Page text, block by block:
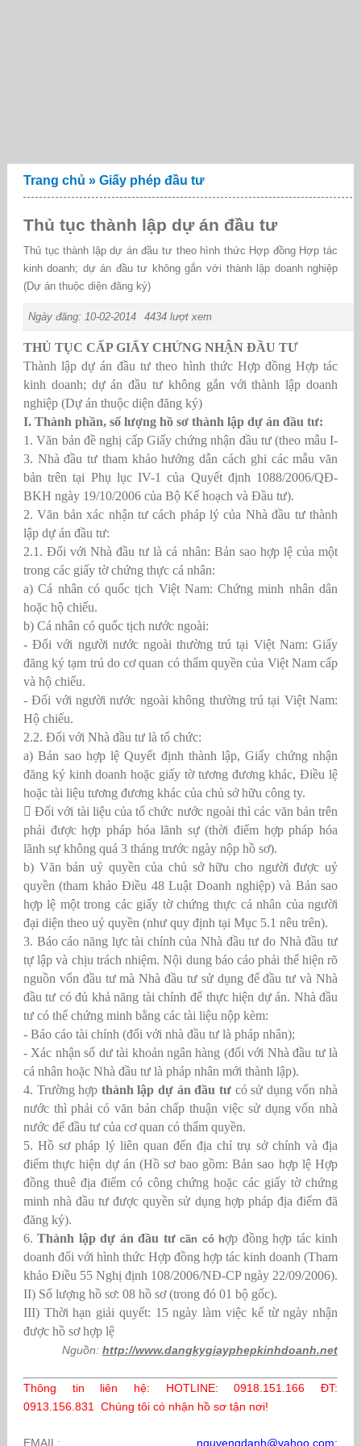
Thủ tục thành lập dự án đầu tư
Thủ tục thành lập dự án đầu tư theo hình thức Hợp đồng Hợp tác
kinh doanh; dự án đầu tư không gắn với thành lập doanh nghiệp
(Dự án thuộc diện đăng ký)
Ngày đăng: 10-02-2014 4434 lượt xem
THỦ TỤC CẤP GIẤY CHỨNG NHẬN ĐẦU TƯ
Thành lập dự án đầu tư theo hình thức Hợp đồng Hợp tác
kinh doanh; dự án đầu tư không gắn với thành lập doanh
nghiệp (Dự án thuộc diện đăng ký)
I. Thành phần, số lượng hồ sơ thành lập dự án đầu tư:
1. Văn bản đề nghị cấp Giấy chứng nhận đầu tư (theo mẫu I-
3. Nhà đầu tư tham khảo hướng dẫn cách ghi các mẫu văn
bản trên tại Phụ lục IV-1 của Quyết định 1088/2006/QĐ-
BKH ngày 19/10/2006 của Bộ Kế hoạch và Đầu tư).
2. Văn bản xác nhận tư cách pháp lý của Nhà đầu tư thành
lập dự án đầu tư:
2.1. Đối với Nhà đầu tư là cá nhân: Bản sao hợp lệ của một
trong các giấy tờ chứng thực cá nhân:
a) Cá nhân có quốc tịch Việt Nam: Chứng minh nhân dân
hoặc hộ chiếu.
b) Cá nhân có quốc tịch nước ngoài:
- Đối với người nước ngoài thường trú tại Việt Nam: Giấy
đăng ký tạm trú do cơ quan có thẩm quyền của Việt Nam cấp
và hộ chiếu.
- Đối với người nước ngoài không thường trú tại Việt Nam:
Hộ chiếu.
2.2. Đối với Nhà đầu tư là tổ chức:
a) Bản sao hợp lệ Quyết định thành lập, Giấy chứng nhận
đăng ký kinh doanh hoặc giấy tờ tương đương khác, Điều lệ
hoặc tài liệu tương đương khác của chủ sở hữu công ty.
 Đối với tài liệu của tổ chức nước ngoài thì các văn bản trên
phải được hợp pháp hóa lãnh sự (thời điểm hợp pháp hóa
lãnh sự không quá 3 tháng trước ngày nộp hồ sơ).
b) Văn bản uỷ quyền của chủ sở hữu cho người được uỷ
quyền (tham khảo Điều 48 Luật Doanh nghiệp) và Bản sao
hợp lệ một trong các giấy tờ chứng thực cá nhân của người
đại diện theo uỷ quyền (như quy định tại Mục 5.1 nêu trên).
3. Báo cáo năng lực tài chính của Nhà đầu tư do Nhà đầu tư
tự lập và chịu trách nhiệm. Nội dung báo cáo phải thể hiện rõ
nguồn vốn đầu tư mà Nhà đầu tư sử dụng để đầu tư và Nhà
đầu tư có đủ khả năng tài chính để thực hiện dự án. Nhà đầu
tư có thể chứng minh bằng các tài liệu nộp kèm:
- Báo cáo tài chính (đối với nhà đầu tư là pháp nhân);
- Xác nhận số dư tài khoản ngân hàng (đối với Nhà đầu tư là
cá nhân hoặc Nhà đầu tư là pháp nhân mới thành lập).
4. Trường hợp thành lập dự án đầu tưcó sử dụng vốn nhà
nước thì phải có văn bản chấp thuận việc sử dụng vốn nhà
nước để đầu tư của cơ quan có thẩm quyền.
5. Hồ sơ pháp lý liên quan đến địa chỉ trụ sở chính và địa
điểm thực hiện dự án (Hồ sơ bao gồm: Bản sao hợp lệ Hợp
đồng thuê địa điểm có công chứng hoặc các giấy tờ chứng
minh nhà đầu tư được quyền sử dụng hợp pháp địa điểm đã
đăng ký).
6. Thành lập dự án đầu tưcần có hợp đồng hợp tác kinh
doanh đối với hình thức Hợp đồng hợp tác kinh doanh (Tham
khảo Điều 55 Nghị định 108/2006/NĐ-CP ngày 22/09/2006).
II) Số lượng hồ sơ: 08 hồ sơ (trong đó 01 bộ gốc).
III) Thời hạn giải quyết: 15 ngày làm việc kể từ ngày nhận
được hồ sơ hợp lệ
Nguồn:http://www.dangkygiayphepkinhdoanh.net
Thông tin liên hệ: HOTLINE: 0918.151.166 ĐT:
0913.156.831 Chúng tôi có nhận hồ sơ tận nơi!
EMAIL: nguyenqdanh@yahoo.com;
Trang chủ » Giấy phép đầu tư